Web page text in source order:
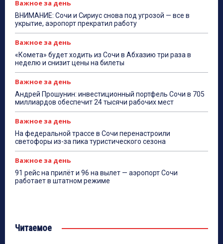
Важное за день
ВНИМАНИЕ: Сочи и Сириус снова под угрозой — все в
укрытие, аэропорт прекратил работу
Важное за день
«Комета» будет ходить из Сочи в Абхазию три раза в
неделю и снизит цены на билеты
Важное за день
Андрей Прошунин: инвестиционный портфель Сочи в 705
миллиардов обеспечит 24 тысячи рабочих мест
Важное за день
На федеральной трассе в Сочи перенастроили
светофоры из-за пика туристического сезона
Важное за день
91 рейс на прилёт и 96 на вылет — аэропорт Сочи
работает в штатном режиме
Читаемое